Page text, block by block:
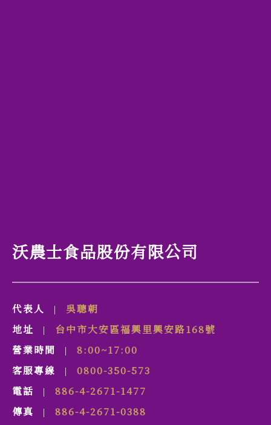
沃農士食品股份有限公司
代表人 |
吳聰朝
地址
| 台中市大安區福興里興安路168號
營業時間
|
8:00~17:00
客服專線
|
0800-350-573
電話
|
886-4-2671-1477
傳真
| 886-4-2671-0388